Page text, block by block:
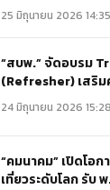
25 มิถุนายน 2026
“สบพ.” จัดอบรม
(Refresher) เสริ
24 มิถุนายน 2026
“คมนาคม” เปิดโอ
เที่ยวระดับโลก รับ